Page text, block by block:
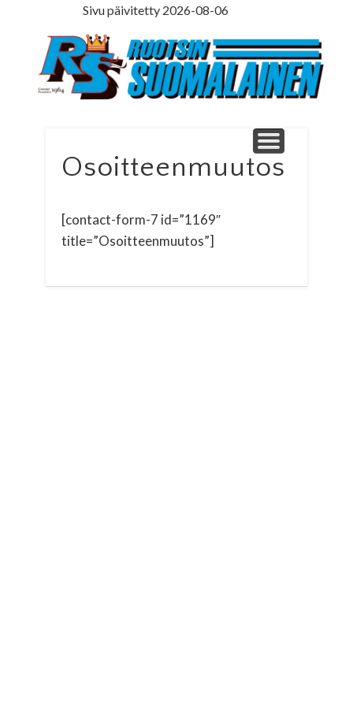
Sivu päivitetty 2026-08-06
ETUSIVU
PÄÄKIRJOITUS
MINNE MENNÄ
ILMOITUSOSASTO
LEHTITILAUS
NETTILEHTI
LEDARE PÅ SVENSKA
YHTEYSTIEDOT
Osoitteenmuutos
[contact-form-7 id=”1169″
title=”Osoitteenmuutos”]